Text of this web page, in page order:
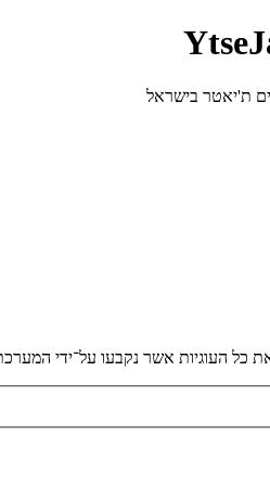
ת'יאטר בישראל
העוגיות אשר נקבעו על־ידי